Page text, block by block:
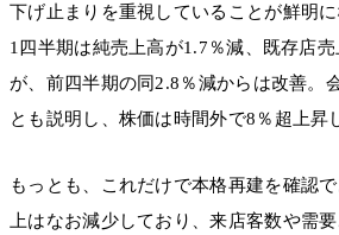
下げ止まりを重視していることが鮮明
1四半期は純売上高が1.7％減、既存店
が、前四半期の同2.8％減からは改善。
とも説明し、株価は時間外で8％超上昇
もっとも、これだけで本格再建を確認
上はなお減少しており、来店客数や需